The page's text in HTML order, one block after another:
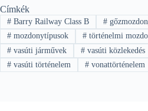
Címkék
#Barry Railway Class B #
#mozdonytípusok #történelmi
#vasúti járművek #vasúti közlekedés
#vasúti történelem #vonattörténelem